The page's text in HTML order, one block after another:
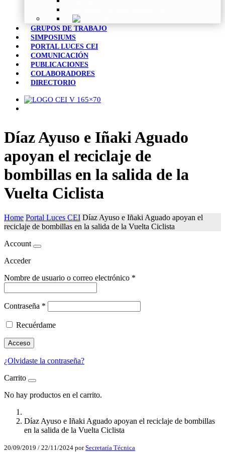
GRUPOS DE TRABAJO
SIMPOSIUMS
PORTAL LUCES CEI
COMUNICACIÓN
PUBLICACIONES
COLABORADORES
DIRECTORIO
Díaz Ayuso e Iñaki Aguado
apoyan el reciclaje de
bombillas en la salida de la
Vuelta Ciclista
Home Portal Luces CEI Díaz Ayuso e Iñaki Aguado apoyan el
reciclaje de bombillas en la salida de la Vuelta Ciclista
Account
Acceder
Nombre de usuario o correo electrónico *
Contraseña *
Recuérdame
Acceso
¿Olvidaste la contraseña?
Carrito
No hay productos en el carrito.
Díaz Ayuso e Iñaki Aguado apoyan el reciclaje de bombillas
en la salida de la Vuelta Ciclista
20/09/2019 / 22/11/2024 porSecretaría Técnica